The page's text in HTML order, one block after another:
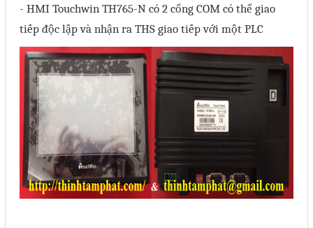
- HMI Touchwin TH765-N có 2 cổng COM có thể giao
tiếp độc lập và nhận ra THS giao tiếp với một PLC
Giới thiệu
Dịch vụ
Thiết kế phần mềm giám sát
và quản lý
Thiết kế tủ điện công nghiệp
Sửa chữa biến tần
Sửa chữa PLC